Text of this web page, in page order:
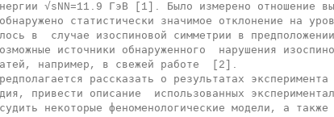
√sNN=11.9 ГэВ [1]. Было измерено отношение
статистически значимое отклонение на
в  случае изоспиновой симметрии в
источники обнаруженного  нарушения
например, в свежей работе  [2].
привести описание  использованных
некоторые феноменологические модели, а также